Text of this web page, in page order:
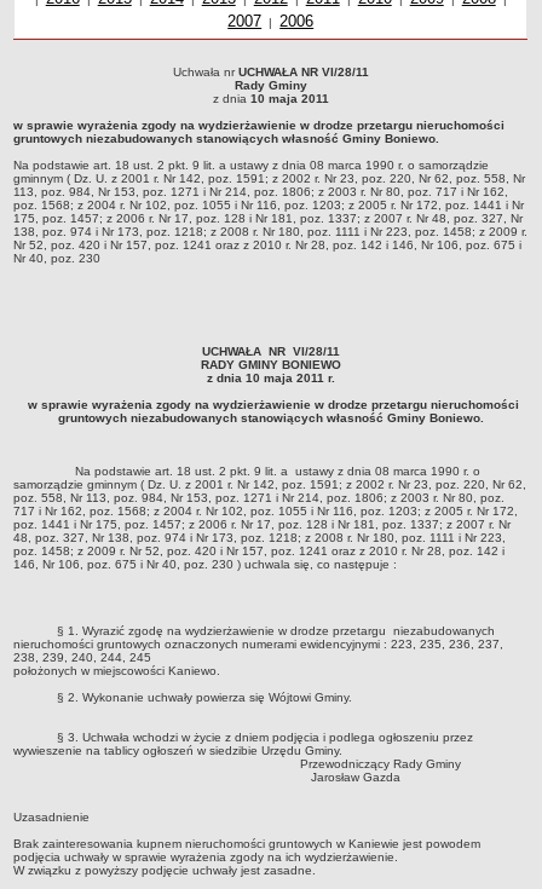
Plan ogólny Gminy Boniewo
Miejscowy Plan Zagospodarowania Przestrzennego wybranych
terenów Gminy Boniewo
System Informacji Przestrzennej e-mapa
petycje
ponowne wykorzystywanie
pomoc prawna
Infromacje w zakresie preferencyjnego paliwa stałego
WŁADZE I STRUKTURA
Urząd gminy
Wójt
Jednostki organizacyjne
jednostki pomocnicze /sołectwa Gminy Boniewo/
Nabór pracowników na stanowiska pracy
Deklaracja dostępności strony internetowej Urzędu Gminy Boniewo
RODO
Rejestry i ewidencje
Ewidencja udzielonych i cofniętych zezwoleń na prowadzenie
Zbiorowego Zaopatrzenia w Wodę i Zbiorowego Odprowadzania
Ścieków
2007 | Uchwały z roku
2006
Uchwała nr UCHWAŁA NR VI/28/11Rady Gminyz dnia 10 maja 2011 w sprawie
wyrażenia zgody na wydzierżawienie w drodze przetargu nieruchomości
podstawie art. 18 ust. 2 pkt. 9 lit. a ustawy z dnia 08 marca 1990 r. o samorządzie
gminnym ( Dz. U. z 2001 r. Nr 142, poz. 1591; z 2002 r. Nr 23, poz. 220, Nr 62, poz.
Nr 162, poz. 1568; z 2004 r. Nr 102, poz. 1055 i Nr 116, poz. 1203; z 2005 r. Nr 172,
poz. 1441 i Nr 175, poz. 1457; z 2006 r. Nr 17, poz. 128 i Nr 181, poz. 1337; z 2007 r.
Nr 48, poz. 327, Nr 138, poz. 974 i Nr 173, poz. 1218; z 2008 r. Nr 180, poz. 1111 i Nr
223, poz. 1458; z 2009 r. Nr 52, poz. 420 i Nr 157, poz. 1241 oraz z 2010 r. Nr 28, poz.
142 i 146, Nr 106, poz. 675 i Nr 40, poz. 230
Uchwała nrUCHWAŁA NR VI/28/11
Rady Gminy
z dnia 10 maja 2011
w sprawie wyrażenia zgody na wydzierżawienie w drodze przetargu nieruchomości
gruntowych niezabudowanych stanowiących własność Gminy Boniewo.
Na podstawie art. 18 ust. 2 pkt. 9 lit. a ustawy z dnia 08 marca 1990 r. o samorządzie
gminnym ( Dz. U. z 2001 r. Nr 142, poz. 1591; z 2002 r. Nr 23, poz. 220, Nr 62, poz. 558, Nr
113, poz. 984, Nr 153, poz. 1271 i Nr 214, poz. 1806; z 2003 r. Nr 80, poz. 717 i Nr 162,
poz. 1568; z 2004 r. Nr 102, poz. 1055 i Nr 116, poz. 1203; z 2005 r. Nr 172, poz. 1441 i Nr
175, poz. 1457; z 2006 r. Nr 17, poz. 128 i Nr 181, poz. 1337; z 2007 r. Nr 48, poz. 327, Nr
138, poz. 974 i Nr 173, poz. 1218; z 2008 r. Nr 180, poz. 1111 i Nr 223, poz. 1458; z 2009 r.
Nr 52, poz. 420 i Nr 157, poz. 1241 oraz z 2010 r. Nr 28, poz. 142 i 146, Nr 106, poz. 675 i
Nr 40, poz. 230
UCHWAŁA NR VI/28/11
RADY GMINY BONIEWO
z dnia 10 maja 2011 r.
w sprawie wyrażenia zgody na wydzierżawienie w drodze przetargu nieruchomości
gruntowych niezabudowanych stanowiących własność Gminy Boniewo.
Na podstawie art. 18 ust. 2 pkt. 9 lit. a ustawy z dnia 08 marca 1990 r. o
samorządzie gminnym ( Dz. U. z 2001 r. Nr 142, poz. 1591; z 2002 r. Nr 23, poz. 220, Nr 62,
poz. 558, Nr 113, poz. 984, Nr 153, poz. 1271 i Nr 214, poz. 1806; z 2003 r. Nr 80, poz.
717 i Nr 162, poz. 1568; z 2004 r. Nr 102, poz. 1055 i Nr 116, poz. 1203; z 2005 r. Nr 172,
poz. 1441 i Nr 175, poz. 1457; z 2006 r. Nr 17, poz. 128 i Nr 181, poz. 1337; z 2007 r. Nr
48, poz. 327, Nr 138, poz. 974 i Nr 173, poz. 1218; z 2008 r. Nr 180, poz. 1111 i Nr 223,
poz. 1458; z 2009 r. Nr 52, poz. 420 i Nr 157, poz. 1241 oraz z 2010 r. Nr 28, poz. 142 i
146, Nr 106, poz. 675 i Nr 40, poz. 230 ) uchwala się, co następuje :
§ 1. Wyrazić zgodę na wydzierżawienie w drodze przetargu niezabudowanych
nieruchomości gruntowych oznaczonych numerami ewidencyjnymi : 223, 235, 236, 237,
238, 239, 240, 244, 245
położonych w miejscowości Kaniewo.
§ 2. Wykonanie uchwały powierza się Wójtowi Gminy.
§ 3. Uchwała wchodzi w życie z dniem podjęcia i podlega ogłoszeniu przez
wywieszenie na tablicy ogłoszeń w siedzibie Urzędu Gminy.
Przewodniczący Rady Gminy
Jarosław Gazda
Uzasadnienie
Brak zainteresowania kupnem nieruchomości gruntowych w Kaniewie jest powodem
podjęcia uchwały w sprawie wyrażenia zgody na ich wydzierżawienie.
W związku z powyższy podjęcie uchwały jest zasadne.